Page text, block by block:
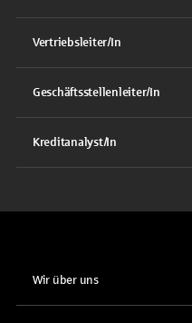
Vertriebsleiter/In
Geschäftsstellenleiter/In
Kreditanalyst/In
Wir über uns